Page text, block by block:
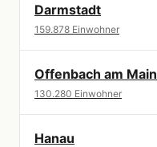
Darmstadt
159.878 Einwohner
Offenbach am Main
130.280 Einwohner
Hanau